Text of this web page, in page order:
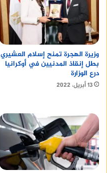
وزيرة الهجرة تمنح إسلام العشيري
بطل إنقاذ المدنيين في أوكرانيا
درع الوزارة
13 أبريل، 2022